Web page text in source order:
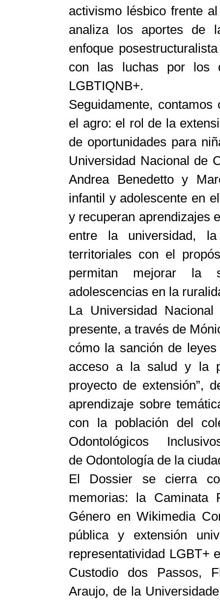
activismo lésbico frente
analiza los aportes de
enfoque
con las luchas por los
LGBTIQNB+.
Seguidamente,
el agro: el rol de la
de oportunidades para
Universidad Nacional de
Andrea Benedetto y
infantil y adolescente en
y recuperan aprendizajes
entre la universidad,
territoriales con el
permitan mejorar la
adolescencias en la
La Universidad
presente, a través de
cómo la sanción de
acceso a la salud y la
proyecto de extensión”,
aprendizaje sobre
con la población del
Odontológicos
de Odontología de la
El Dossier se cierra
memorias: la Caminata
Género en Wikimedia
pública y extensión
representatividad LGBT+
Custodio dos Passos,
Araujo, de la